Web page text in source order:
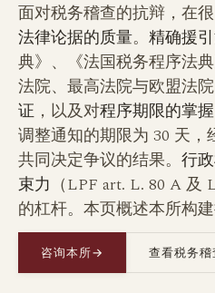
面对税务稽查的抗辩，在
法律论据的质量。 精确援
典》、《法国税务程序法
法院、最高法院与欧盟法
证 ，以及对程序期限的掌握
调整通知的期限为 30 天，
共同决定争议的结果。 行
束力 （LPF art. L. 80 A 及
的杠杆。本页概述本所构
咨询本所→ 查看税务稽